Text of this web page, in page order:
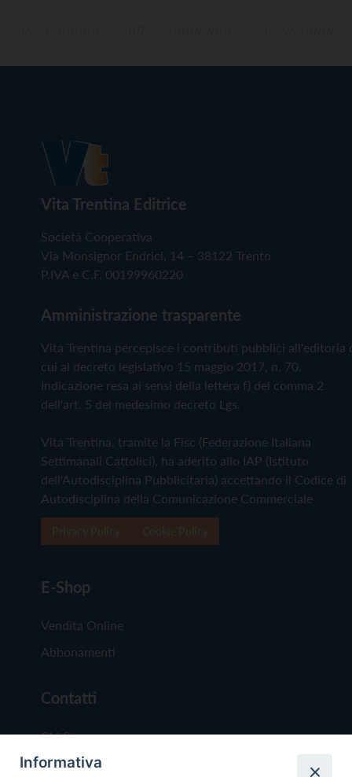
Vita Trentina Editrice
Società Cooperativa
Via Monsignor Endrici, 14 – 38122 Trento
P.IVA e C.F. 00199960220
Amministrazione trasparente
Vita Trentina percepisce i contributi pubblici all'editoria
cui al decreto legislativo 15 maggio 2017, n. 70.
Indicazione resa ai sensi della lettera f) del comma 2
dell'art. 5 del medesimo decreto Lgs.
Vita Trentina, tramite la Fisc (Federazione Italiana
Settimanali Cattolici), ha aderito allo IAP (Istituto
dell'Autodisciplina Pubblicitaria) accettando il Codice di
Autodisciplina della Comunicazione Commerciale
E-Shop
Vendita Online
Abbonamenti
Contatti
Chi Siamo
Redazione
Informativa